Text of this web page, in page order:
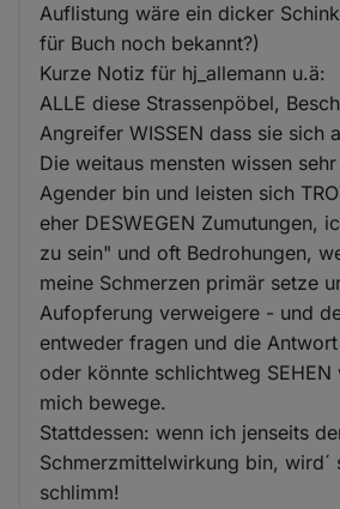
Auflistung wäre ein dicker
für Buch noch bekannt?)
Kurze Notiz für hj_allemann u.ä:
ALLE diese Strassenpöbel,
Angreifer WISSEN dass sie sich
Die weitaus mensten wissen
Agender bin und leisten sich
eher DESWEGEN Zumutungen,
zu sein" und oft Bedrohungen,
meine Schmerzen primär setze
Aufopferung verweigere - und
entweder fragen und die
oder könnte schlichtweg SEHEN
mich bewege.
Stattdessen: wenn ich jenseits
Schmerzmittelwirkung bin, wird´
schlimm!